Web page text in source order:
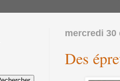
mercredi 30
Des